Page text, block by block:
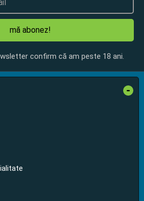
mă abonez!
confirm că am peste 18 ani.
-